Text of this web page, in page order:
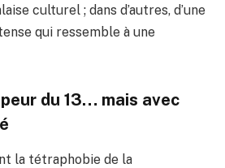
culturel ; dans d’autres, d’une
qui ressemble à une
du 13… mais avec
la tétraphobie de la